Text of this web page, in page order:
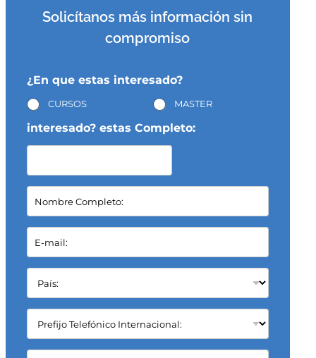
Solicítanos más información sin
compromiso
¿En que estas interesado?
CURSOS MASTER
interesado? estas Completo:
N
m
b
e
C
m
p
e
t
E
m
a
l
*
P
í
s
*
C
m
p